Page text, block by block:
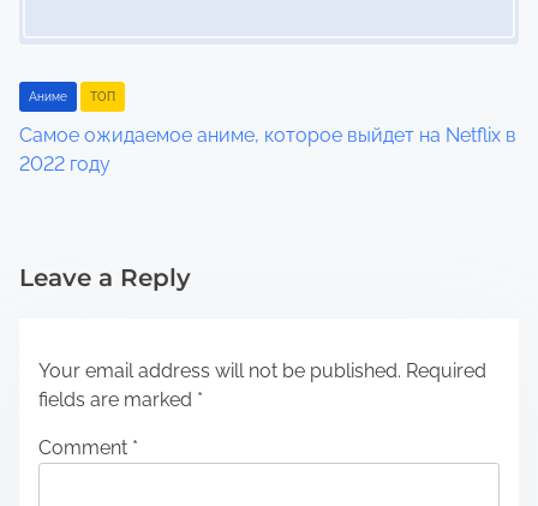
Аниме ТОП
Самое ожидаемое аниме, которое выйдет на Netflix в
2022 году
Leave a Reply
Your email address will not be published. Required
fields are marked *
Comment *